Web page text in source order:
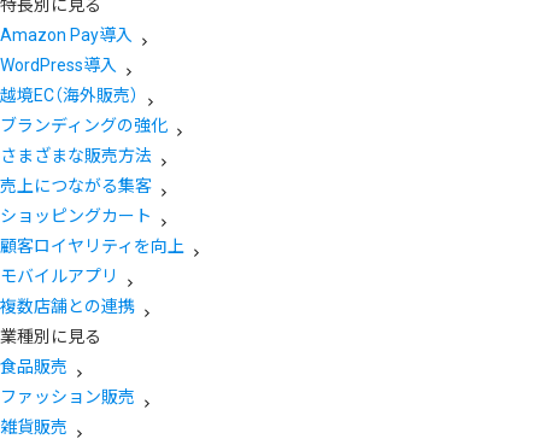
特長別に見る
Amazon Pay導入
WordPress導入
越境EC（海外販売）
ブランディングの強化
さまざまな販売方法
売上につながる集客
ショッピングカート
顧客ロイヤリティを向上
モバイルアプリ
複数店舗との連携
業種別に見る
食品販売
ファッション販売
雑貨販売